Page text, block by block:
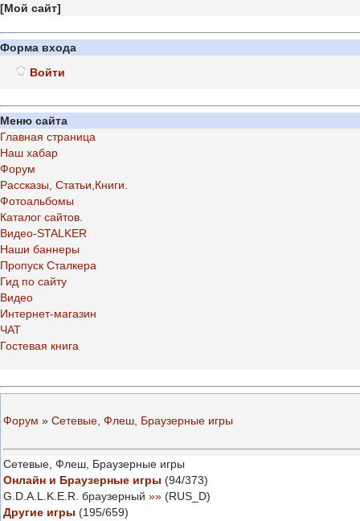
[Мой сайт]
Форма входа
Войти
Меню сайта
Главная страница
Наш хабар
Форум
Рассказы, Статьи,Книги.
Фотоальбомы
Каталог сайтов.
Видео-STALKER
Наши баннеры
Пропуск Сталкера
Гид по сайту
Видео
Интернет-магазин
ЧАТ
Гостевая книга
Форум » Сетевые, Флеш, Браузерные игры
Сетевые, Флеш, Браузерные игры
Онлайн и Браузерные игры (94/373)
G.D.A.L.K.E.R. браузерный »» (RUS_D)
Другие игры (195/659)